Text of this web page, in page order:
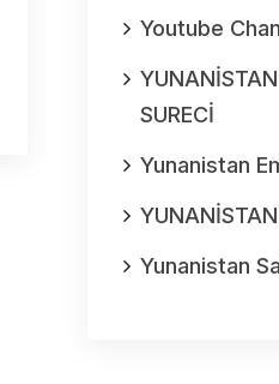
Youtube
SURECİ
Yunanistan
Yunanistan